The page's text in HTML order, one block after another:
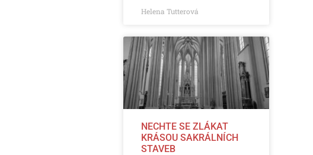
Helena Tutterová
NECHTE SE ZLÁKAT
KRÁSOU SAKRÁLNÍCH
STAVEB